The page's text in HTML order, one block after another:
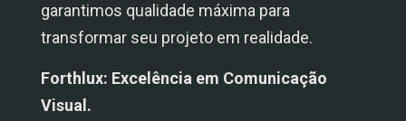
garantimos qualidade máxima para
transformar seu projeto em realidade.
Forthlux: Excelência em Comunicação
Visual.